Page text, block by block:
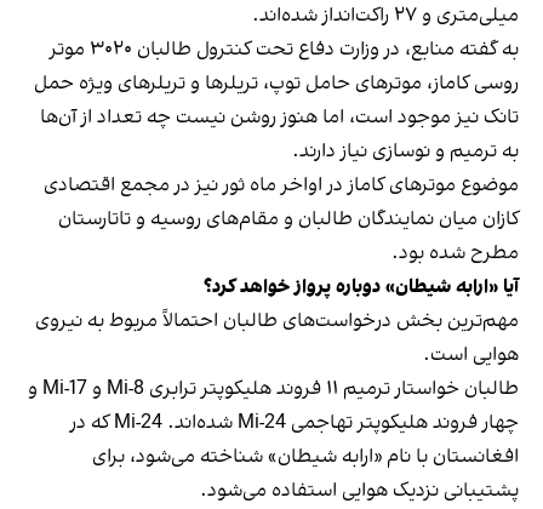
میلی‌متری و ۲۷ راکت‌انداز شده‌اند.
به گفته منابع، در وزارت دفاع تحت کنترول طالبان ۳۰۲۰ موتر
روسی کاماز، موترهای حامل توپ، تریلرها و تریلرهای ویژه حمل
تانک نیز موجود است، اما هنوز روشن نیست چه تعداد از آن‌ها
به ترمیم و نوسازی نیاز دارند.
موضوع موترهای کاماز در اواخر ماه ثور نیز در مجمع اقتصادی
کازان میان نمایندگان طالبان و مقام‌های روسیه و تاتارستان
مطرح شده بود.
آیا «ارابه شیطان» دوباره پرواز خواهد کرد؟
مهم‌ترین بخش درخواست‌های طالبان احتمالاً مربوط به نیروی
هوایی است.
طالبان خواستار ترمیم ۱۱ فروند هلیکوپتر ترابری Mi-8 و Mi-17 و
چهار فروند هلیکوپتر تهاجمی Mi-24 شده‌اند. Mi-24 که در
افغانستان با نام «ارابه شیطان» شناخته می‌شود، برای
پشتیبانی نزدیک هوایی استفاده می‌شود.